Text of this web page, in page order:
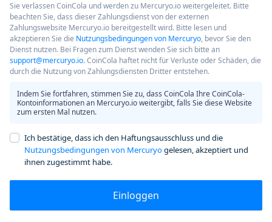
Sie verlassen CoinCola und werden zu Mercuryo.io weitergeleitet. Bitte
beachten Sie, dass dieser Zahlungsdienst von der externen
Zahlungswebsite Mercuryo.io bereitgestellt wird. Bitte lesen und
akzeptieren Sie die Nutzungsbedingungen von Mercuryo, bevor Sie den
Dienst nutzen. Bei Fragen zum Dienst wenden Sie sich bitte an
support@mercuryo.io. CoinCola haftet nicht für Verluste oder Schäden, die
durch die Nutzung von Zahlungsdiensten Dritter entstehen.
Indem Sie fortfahren, stimmen Sie zu, dass CoinCola Ihre CoinCola-
Kontoinformationen an Mercuryo.io weitergibt, falls Sie diese Website
zum ersten Mal nutzen.
Ich bestätige, dass ich den Haftungsausschluss und die
Nutzungsbedingungen von Mercuryogelesen, akzeptiert und
ihnen zugestimmt habe.
Einloggen